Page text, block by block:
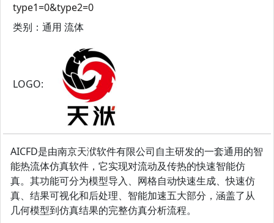
type1=0&type2=0
类别：通用 流体
LOGO:
AICFD是由南京天洑软件有限公司自主研发的一套通用的智
能热流体仿真软件，它实现对流动及传热的快速智能仿
真。其功能可分为模型导入、网格自动快速生成、快速仿
真、结果可视化和后处理、智能加速五大部分，涵盖了从
几何模型到仿真结果的完整仿真分析流程。